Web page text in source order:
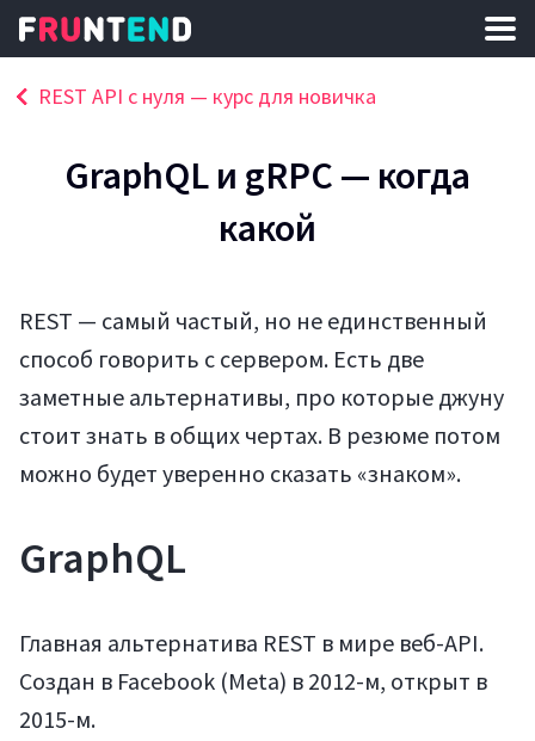
REST API с нуля — курс для новичка
GraphQL и gRPC — когда
какой
REST — самый частый, но не единственный
способ говорить с сервером. Есть две
заметные альтернативы, про которые джуну
стоит знать в общих чертах. В резюме потом
можно будет уверенно сказать «знаком».
GraphQL
Главная альтернатива REST в мире веб-API.
Создан в Facebook (Meta) в 2012-м, открыт в
2015-м.